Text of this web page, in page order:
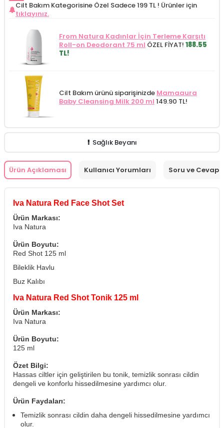
Cilt Bakım Kategorisine Özel Sadece 199 TL ! Ürünler için
tıklayınız.
From Natura Kadınlar İçin Terleme Karşıtı
Roll-on Deodorant 75 ml ÖZEL FİYAT! 188.55
TL!
Cilt Bakım ürünü siparişinizde Mamaaura
Baby Cleansing Milk 200 ml 149.90 TL!
Sağlık Beyanı
Ürün Açıklaması Kullanıcı Yorumları Soru ve Cevap
Iva Natura Red Face Shot Set
Ürün Markası:
Iva Natura
Ürün Boyutu:
Red Shot 125 ml
Bileklik Havlu
Buz Kalıbı
Iva Natura Red Shot Tonik 125 ml
Ürün Markası:
Iva Natura
Ürün Boyutu:
125 ml
Özet Bilgi:
Hassas ciltler için geliştirilen bu tonik, temizlik sonrası cildin
dengeli ve konforlu hissedilmesine yardımcı olur.
Ürün Faydaları:
Temizlik sonrası cildin daha dengeli hissedilmesine yardımcı
olur.